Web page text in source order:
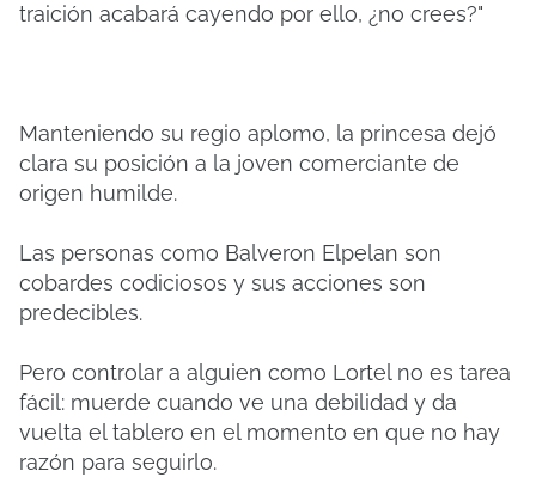
traición acabará cayendo por ello, ¿no crees?"
Manteniendo su regio aplomo, la princesa dejó
clara su posición a la joven comerciante de
origen humilde.
Las personas como Balveron Elpelan son
cobardes codiciosos y sus acciones son
predecibles.
Pero controlar a alguien como Lortel no es tarea
fácil: muerde cuando ve una debilidad y da
vuelta el tablero en el momento en que no hay
razón para seguirlo.